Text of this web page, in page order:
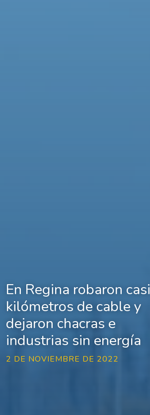
En Regina robaron
kilómetros de cable y
dejaron chacras e
industrias sin energía
2 DE NOVIEMBRE DE 2022